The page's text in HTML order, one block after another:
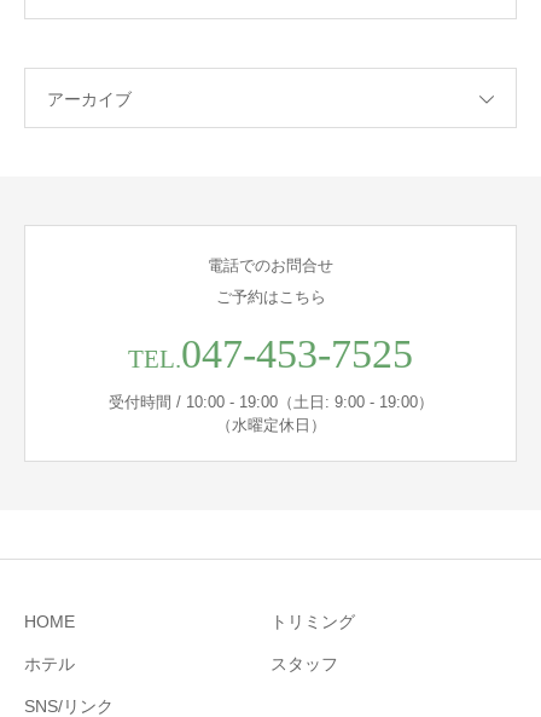
アーカイブ
電話でのお問合せ
ご予約はこちら
TEL.047-453-7525
受付時間 / 10:00 - 19:00（土日: 9:00 - 19:00）
（水曜定休日）
HOME トリミング
ホテル スタッフ
SNS/リンク